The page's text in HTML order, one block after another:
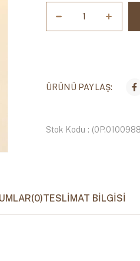
ÜRÜNÜ PAYLAŞ:
Stok Kodu
(0)TESLIMAT BILGISI